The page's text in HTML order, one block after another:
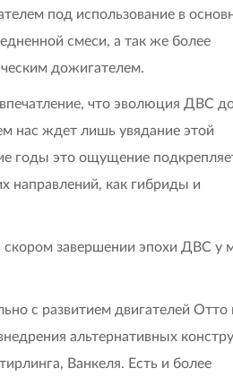
под использование в
смеси, а так же более
дожигателем.
что эволюция ДВС
нас ждет лишь увядание этой
годы это ощущение
направлений, как гибриды и
скором завершении эпохи ДВС у
с развитием двигателей Отто
альтернативных
Ванкеля. Есть и более